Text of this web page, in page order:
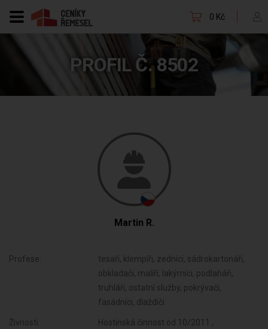
0 Kč
PROFIL Č. 8502
Martin R.
Profese:
tesaři, klempíři, zedníci, sádrokartonáři,
obkladači, malíři, lakýrníci, podlaháři,
truhláři, ostatní služby, pokrývači,
fasádníci, dlaždiči
Živnosti:
Hostinská činnost od 10/2011 ,